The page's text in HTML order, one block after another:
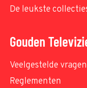
De leukste
Gouden
Veelgestelde vragen
Reglementen